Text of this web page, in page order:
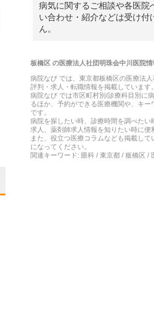
病気に関するご相談や各医院
い合わせ・紹介などは受け付
ん。
板橋区の医療法人社団明珠会中川医院情
病院なび では、 東京都板橋区の医療法
評判・求人・転職情報を掲載しています。
病院なび では市区町村別/診療科目別に
るほか、予約ができる医療機関や、キー
です。
病院を探したい時、診療時間を調べたい
求人、薬剤師求人情報を知りたい時に便
また、役立つ医療コラムなども掲載して
になってください。
関連キーワード: 眼科 / 東京都 / 板橋区 /